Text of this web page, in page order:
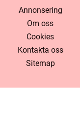
Annonsering
Om oss
Cookies
Kontakta oss
Sitemap